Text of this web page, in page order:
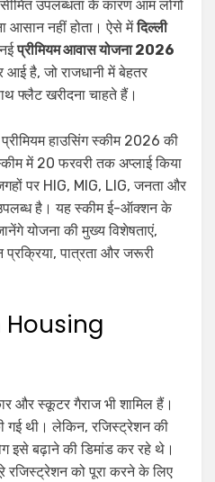
उपलब्धता के कारण आम लोगों
आसान नहीं होता। ऐसे मेंदिल्ली
प्रीमियम आवास योजना 2026
है, जो राजधानी में बेहतर
फ्लैट खरीदना चाहते हैं।
हाउसिंग स्कीम 2026 की
में 20 फरवरी तक अप्लाई किया
पर HIG, MIG, LIG, जनता और
है। यह स्कीम ई-ऑक्शन के
योजना की मुख्य विशेषताएं,
पात्रता और जरूरी
Housing
और स्कूटर गैराज भी शामिल हैं।
गई थी। लेकिन, रजिस्ट्रेशन की
इसे बढ़ाने की डिमांड कर रहे थे।
को पूरा करने के लिए